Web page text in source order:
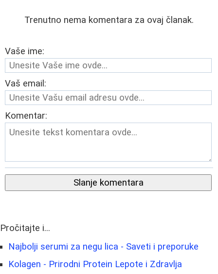
Trenutno nema komentara za ovaj članak.
Vaše ime:
Vaš email:
Komentar:
Slanje komentara
Pročitajte i...
Najbolji serumi za negu lica - Saveti i preporuke
Kolagen - Prirodni Protein Lepote i Zdravlja